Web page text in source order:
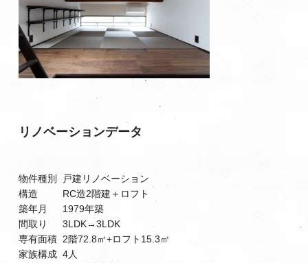
リノベーションデータ
物件種別 戸建リノベーション
構造 RC造2階建＋ロフト
築年月 1979年築
間取り 3LDK→3LDK
専有面積 2階72.8㎡+ロフト15.3㎡
家族構成 4人